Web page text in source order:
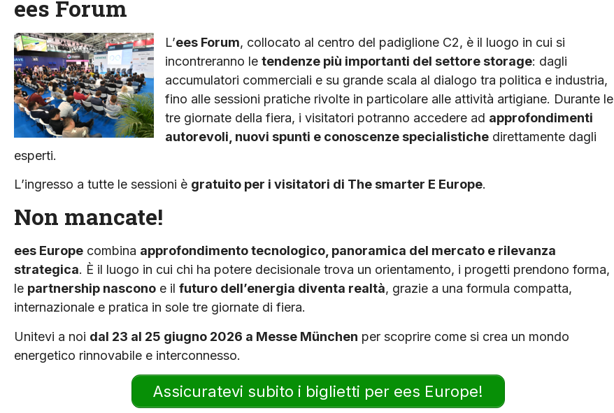
ees Forum
L’ees Forum, collocato al centro del padiglione C2, è il luogo in cui si
incontreranno le tendenze più importanti del settore storage: dagli
accumulatori commerciali e su grande scala al dialogo tra politica e industria,
fino alle sessioni pratiche rivolte in particolare alle attività artigiane. Durante le
tre giornate della fiera, i visitatori potranno accedere ad approfondimenti
autorevoli, nuovi spunti e conoscenze specialistiche direttamente dagli
esperti.
L’ingresso a tutte le sessioni è gratuito per i visitatori di The smarter E Europe.
Non mancate!
ees Europe combina approfondimento tecnologico, panoramica del mercato e rilevanza
strategica. È il luogo in cui chi ha potere decisionale trova un orientamento, i progetti prendono forma,
le partnership nascono e il futuro dell’energia diventa realtà, grazie a una formula compatta,
internazionale e pratica in sole tre giornate di fiera.
Unitevi a noi dal 23 al 25 giugno 2026 a Messe München per scoprire come si crea un mondo
energetico rinnovabile e interconnesso.
Assicuratevi subito i biglietti per ees Europe!